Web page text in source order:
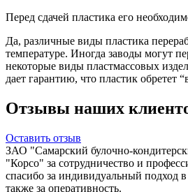
Перед сдачей пластика его
Да, различные виды пластика
температуре. Иногда заводы могут
некоторые виды пластмассовых
дает гарантию, что пластик обретет
Отзывы наших
Оставить отзыв
ЗАО "Самарский булочно-
"Корсо" за сотрудничество и
спасибо за индивидуальный подход
также за оперативность.